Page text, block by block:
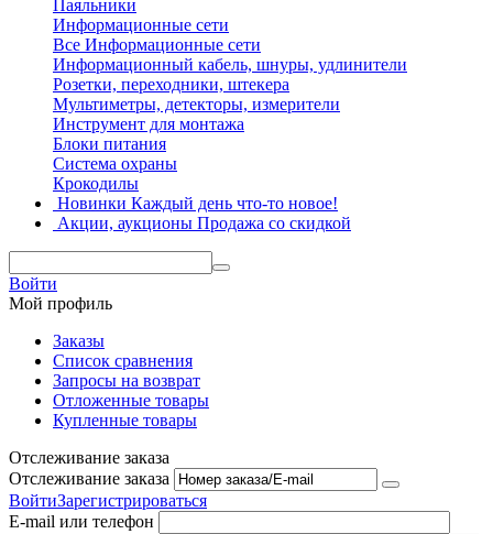
Паяльники
Информационные сети
Все Информационные сети
Информационный кабель, шнуры, удлинители
Розетки, переходники, штекера
Мультиметры, детекторы, измерители
Инструмент для монтажа
Блоки питания
Система охраны
Крокодилы
Новинки Каждый день что-то новое!
Акции, аукционы Продажа со скидкой
Войти
Мой профиль
Заказы
Список сравнения
Запросы на возврат
Отложенные товары
Купленные товары
Отслеживание заказа
Отслеживание заказа
ВойтиЗарегистрироваться
E-mail или телефон